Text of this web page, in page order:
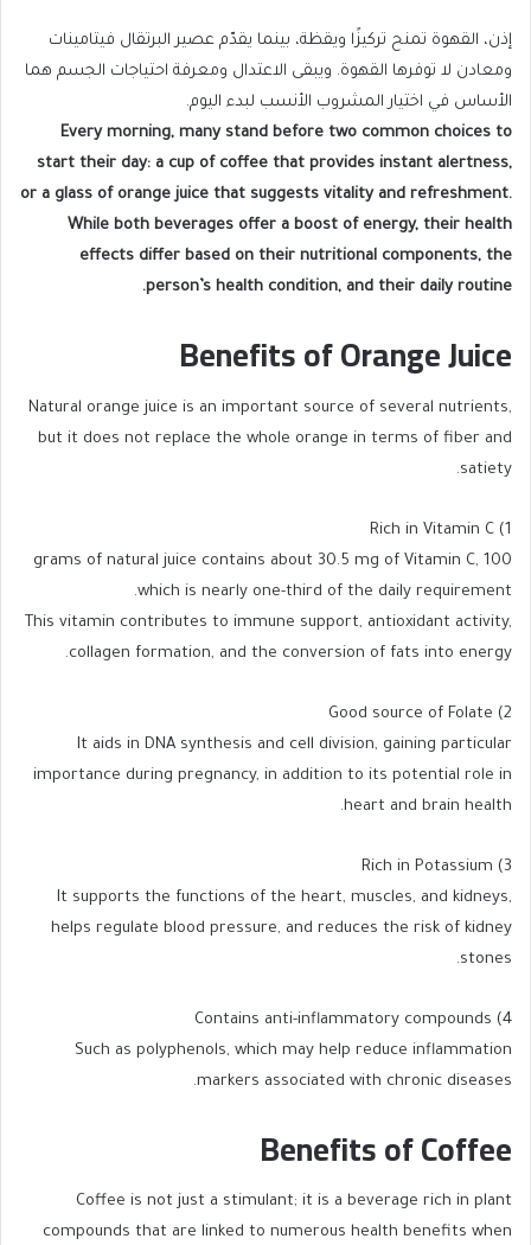
إذن، القهوة تمنح تركيزًا ويقظة، بينما يقدّم عصير البرتقال فيتامينات
ومعادن لا توفرها القهوة. ويبقى الاعتدال ومعرفة احتياجات الجسم هما
الأساس في اختيار المشروب الأنسب لبدء اليوم.
Every morning, many stand before two common choices to
start their day: a cup of coffee that provides instant alertness,
or a glass of orange juice that suggests vitality and refreshment.
While both beverages offer a boost of energy, their health
effects differ based on their nutritional components, the
person’s health condition, and their daily routine.
Benefits of Orange Juice
Natural orange juice is an important source of several nutrients,
but it does not replace the whole orange in terms of fiber and
satiety.
1) Rich in Vitamin C
100 grams of natural juice contains about 30.5 mg of Vitamin C,
which is nearly one-third of the daily requirement.
This vitamin contributes to immune support, antioxidant activity,
collagen formation, and the conversion of fats into energy.
2) Good source of Folate
It aids in DNA synthesis and cell division, gaining particular
importance during pregnancy, in addition to its potential role in
heart and brain health.
3) Rich in Potassium
It supports the functions of the heart, muscles, and kidneys,
helps regulate blood pressure, and reduces the risk of kidney
stones.
4) Contains anti-inflammatory compounds
Such as polyphenols, which may help reduce inflammation
markers associated with chronic diseases.
Benefits of Coffee
Coffee is not just a stimulant; it is a beverage rich in plant
compounds that are linked to numerous health benefits when